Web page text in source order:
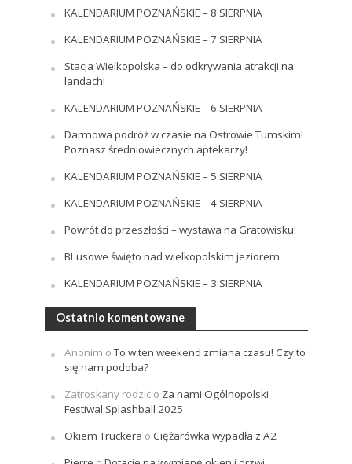
KALENDARIUM POZNAŃSKIE – 8 SIERPNIA
KALENDARIUM POZNAŃSKIE – 7 SIERPNIA
Stacja Wielkopolska – do odkrywania atrakcji na
landach!
KALENDARIUM POZNAŃSKIE – 6 SIERPNIA
Darmowa podróż w czasie na Ostrowie Tumskim!
Poznasz średniowiecznych aptekarzy!
KALENDARIUM POZNAŃSKIE – 5 SIERPNIA
KALENDARIUM POZNAŃSKIE – 4 SIERPNIA
Powrót do przeszłości – wystawa na Gratowisku!
BLusowe święto nad wielkopolskim jeziorem
KALENDARIUM POZNAŃSKIE – 3 SIERPNIA
Ostatnio komentowane
Anonim oTo w ten weekend zmiana czasu! Czy to
się nam podoba?
Zatroskany rodzico Za nami Ogólnopolski
Festiwal Splashball 2025
Okiem Truckera o Ciężarówka wypadła z A2